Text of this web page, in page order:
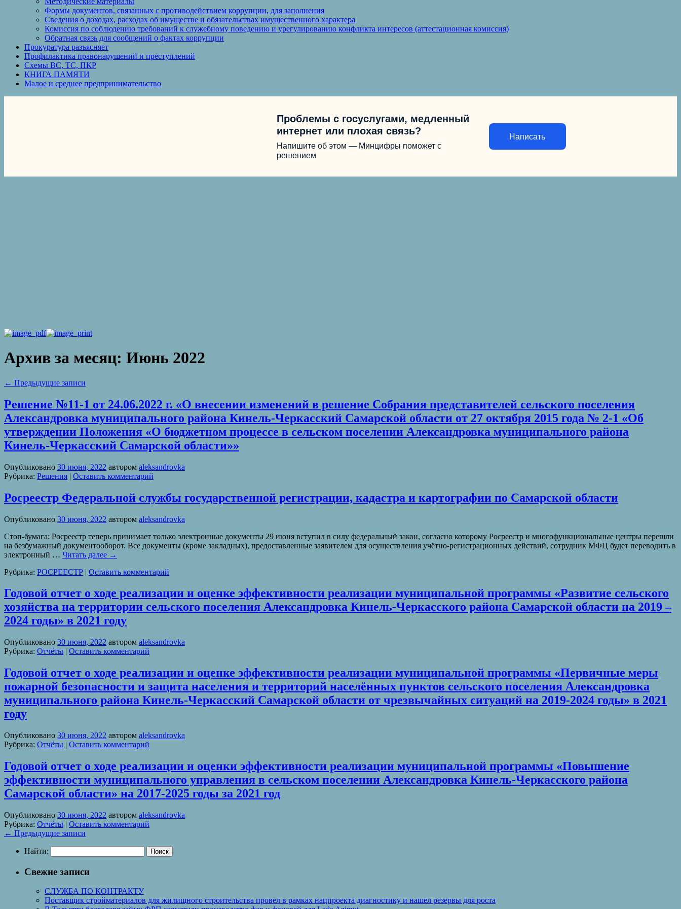
Формы документов, связанных с противодействием коррупции, для заполнения
Сведения о доходах, расходах об имуществе и обязательствах имущественного характера
Комиссия по соблюдению требований к служебному поведению и урегулированию конфликта интересов (аттестационная комиссия)
Обратная связь для сообщений о фактах коррупции
Прокуратура разъясняет
Профилактика правонарушений и преступлений
Схемы ВС, ТС, ПКР
КНИГА ПАМЯТИ
Малое и среднее предпринимательство
Проблемы с госуслугами, медленный
интернет или плохая связь?
Напишите об этом — Минцифры поможет с
решением
Написать
Архив за месяц: Июнь 2022
← Предыдущие записи
Решение №11-1 от 24.06.2022 г. «О внесении изменений в решение Собрания представителей сельского поселения
Александровка муниципального района Кинель-Черкасский Самарской области от 27 октября 2015 года № 2-1 «Об
утверждении Положения «О бюджетном процессе в сельском поселении Александровка муниципального района
Кинель-Черкасский Самарской области»»
Опубликовано 30 июня, 2022 автором aleksandrovka
Рубрика: Решения | Оставить комментарий
Росреестр Федеральной службы государственной регистрации, кадастра и картографии по Самарской области
Опубликовано 30 июня, 2022 автором aleksandrovka
Стоп-бумага: Росреестр теперь принимает только электронные документы 29 июня вступил в силу федеральный закон, согласно которому Росреестр и многофункциональные центры перешли
на безбумажный документооборот. Все документы (кроме закладных), предоставленные заявителем для осуществления учётно-регистрационных действий, сотрудник МФЦ будет переводить в
электронный … Читать далее →
Рубрика: РОСРЕЕСТР | Оставить комментарий
Годовой отчет о ходе реализации и оценке эффективности реализации муниципальной программы «Развитие сельского
хозяйства на территории сельского поселения Александровка Кинель-Черкасского района Самарской области на 2019 –
2024 годы» в 2021 году
Опубликовано 30 июня, 2022 автором aleksandrovka
Рубрика: Отчёты | Оставить комментарий
Годовой отчет о ходе реализации и оценке эффективности реализации муниципальной программы «Первичные меры
пожарной безопасности и защита населения и территорий населённых пунктов сельского поселения Александровка
муниципального района Кинель-Черкасский Самарской области от чрезвычайных ситуаций на 2019-2024 годы» в 2021
году
Опубликовано 30 июня, 2022 автором aleksandrovka
Рубрика: Отчёты | Оставить комментарий
Годовой отчет о ходе реализации и оценки эффективности реализации муниципальной программы «Повышение
эффективности муниципального управления в сельском поселении Александровка Кинель-Черкасского района
Самарской области» на 2017-2025 годы за 2021 год
Опубликовано 30 июня, 2022 автором aleksandrovka
Рубрика: Отчёты | Оставить комментарий
← Предыдущие записи
Найти:
Свежие записи
СЛУЖБА ПО КОНТРАКТУ
Поставщик стройматериалов для жилищного строительства провел в рамках нацпроекта диагностику и нашел резервы для роста